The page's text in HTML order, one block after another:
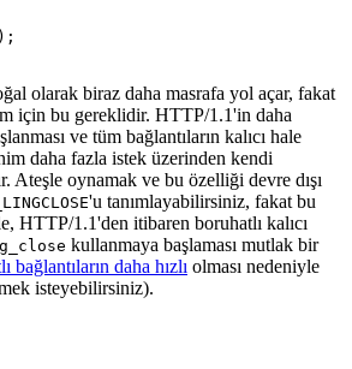
olarak biraz daha masrafa yol açar, fakat
için bu gereklidir. HTTP/1.1'in daha
ve tüm bağlantıların kalıcı hale
daha fazla istek üzerinden kendi
Ateşle oynamak ve bu özelliği devre dışı
'u tanımlayabilirsiniz, fakat bu
HTTP/1.1'den itibaren boruhatlı kalıcı
kullanmaya başlaması mutlak bir
bağlantıların daha hızlı olması nedeniyle
isteyebilirsiniz).